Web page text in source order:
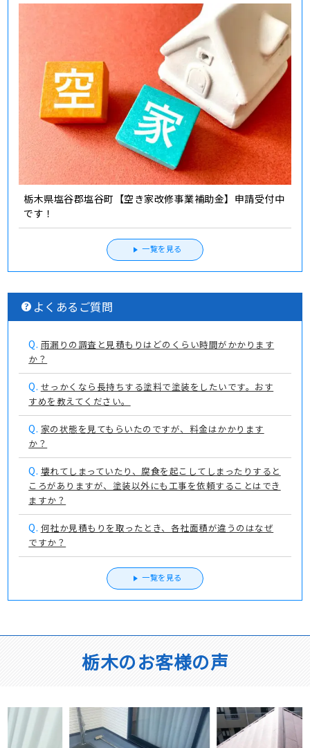
栃木県塩谷郡塩谷町【空き家改修事業補助金】申請受付中
です！
一覧を見る
よくあるご質問
Q. 雨漏りの調査と見積もりはどのくらい時間がかかります
か？
Q. せっかくなら長持ちする塗料で塗装をしたいです。おす
すめを教えてください。
Q. 家の状態を見てもらいたのですが、料金はかかります
か？
Q. 壊れてしまっていたり、腐食を起こしてしまったりすると
ころがありますが、塗装以外にも工事を依頼することはでき
ますか？
Q. 何社か見積もりを取ったとき、各社面積が違うのはなぜ
ですか？
一覧を見る
栃木のお客様の声